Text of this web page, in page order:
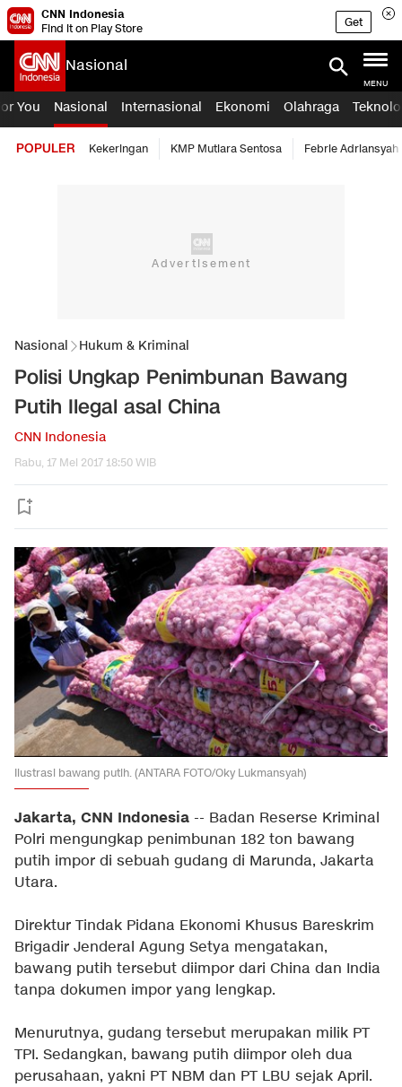
CNN Indonesia
Find it on Play Store
Get
Nasional
MENU
You Nasional Internasional Ekonomi Olahraga
POPULER Kekeringan KMP Mutiara Sentosa Febrie Adriansyah
Nasional Hukum & Kriminal
Polisi Ungkap Penimbunan Bawang
Putih Ilegal asal China
CNN Indonesia
Rabu, 17 Mei 2017 18:50 WIB
Ilustrasi bawang putih. (ANTARA FOTO/Oky Lukmansyah)
Jakarta, CNN Indonesia -- Badan Reserse Kriminal
Polri mengungkap penimbunan 182 ton bawang
putih impor di sebuah gudang di Marunda, Jakarta
Utara.
Direktur Tindak Pidana Ekonomi Khusus Bareskrim
Brigadir Jenderal Agung Setya mengatakan,
bawang putih tersebut diimpor dari China dan India
tanpa dokumen impor yang lengkap.
Menurutnya, gudang tersebut merupakan milik PT
TPI. Sedangkan, bawang putih diimpor oleh dua
perusahaan, yakni PT NBM dan PT LBU sejak April.